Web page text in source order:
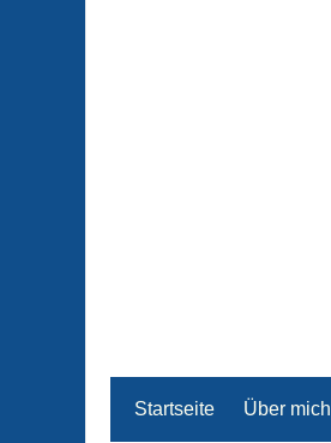
Startseite Über mich